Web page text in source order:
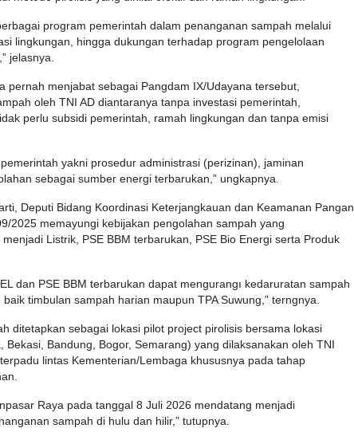
program pemerintah dalam penanganan sampah melalui
lingkungan, hingga dukungan terhadap program pengelolaan
jelasnya.
pernah menjabat sebagai Pangdam IX/Udayana tersebut,
oleh TNI AD diantaranya tanpa investasi pemerintah,
perlu subsidi pemerintah, ramah lingkungan dan tanpa emisi
yakni prosedur administrasi (perizinan), jaminan
sebagai sumber energi terbarukan,” ungkapnya.
Deputi Bidang Koordinasi Keterjangkauan dan Keamanan Pangan
2025 memayungi kebijakan pengolahan sampah yang
Listrik, PSE BBM terbarukan, PSE Bio Energi serta Produk
dan PSE BBM terbarukan dapat mengurangı kedaruratan sampah
timbulan sampah harian maupun TPA Suwung,” terngnya.
ditetapkan sebagai lokasi pilot project pirolisis bersama lokasi
Bekasi, Bandung, Bogor, Semarang) yang dilaksanakan oleh TNI
lintas Kementerian/Lembaga khususnya pada tahap
Raya pada tanggal 8 Juli 2026 mendatang menjadi
sampah di hulu dan hilir,” tutupnya.